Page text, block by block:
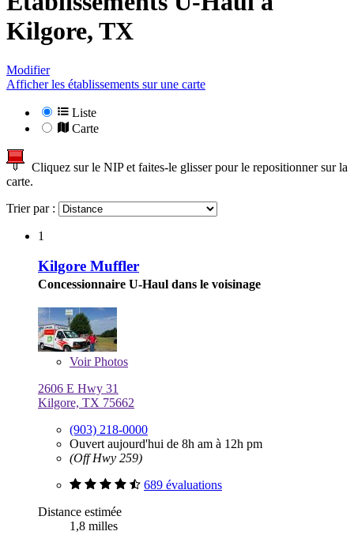
Kilgore, TX
Modifier
Afficher les établissements sur une carte
Liste
Carte
Cliquez sur le NIP et faites-le glisser pour le repositionner sur la
carte.
Trier par :
1
Kilgore Muffler
Concessionnaire U-Haul dans le voisinage
VoirPhotos
2606 E Hwy 31
Kilgore, TX 75662
(903) 218-0000
Ouvert aujourd'hui de 8h am à 12h pm
(Off Hwy 259)
689 évaluations
Distance estimée
1,8 milles